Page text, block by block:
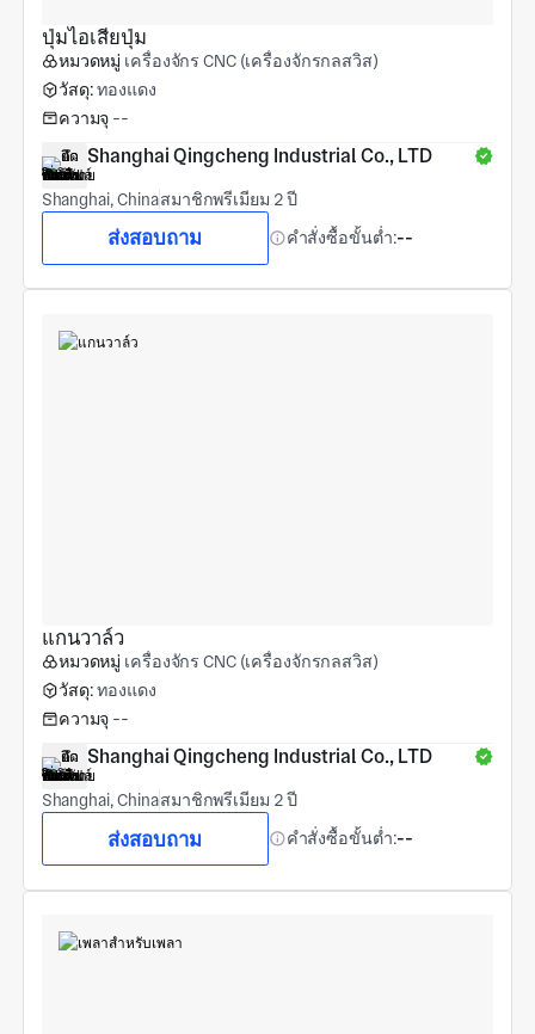
ปุ่มไอเสียปุ่ม
หมวดหมู่ เครื่องจักร CNC (เครื่องจักรกลสวิส)
วัสดุ: ทองแดง
ความจุ --
Shanghai Qingcheng Industrial Co., LTD
Shanghai, Chinaสมาชิกพรีเมียม 2 ปี
ส่งสอบถาม คำสั่งซื้อขั้นต่ำ:--
แกนวาล์ว
หมวดหมู่ เครื่องจักร CNC (เครื่องจักรกลสวิส)
วัสดุ: ทองแดง
ความจุ --
Shanghai Qingcheng Industrial Co., LTD
Shanghai, Chinaสมาชิกพรีเมียม 2 ปี
ส่งสอบถาม คำสั่งซื้อขั้นต่ำ:--